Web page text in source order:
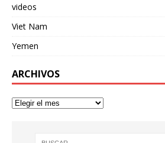
videos
Viet Nam
Yemen
ARCHIVOS